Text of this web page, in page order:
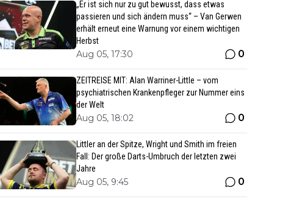
„Er ist sich nur zu gut bewusst, dass etwas
passieren und sich ändern muss“ – Van Gerwen
erhält erneut eine Warnung vor einem wichtigen
Herbst
Aug 05, 17:30 0
ZEITREISE MIT: Alan Warriner-Little – vom
psychiatrischen Krankenpfleger zur Nummer eins
der Welt
Aug 05, 18:02 0
Littler an der Spitze, Wright und Smith im freien
Fall: Der große Darts-Umbruch der letzten zwei
Jahre
Aug 05, 9:45 0